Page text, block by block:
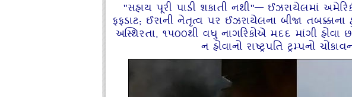
"સહાય પૂરી પાડી શકાતી નથી"— ઈઝરાયેલમાં
ફફડાટ; ઈરાની નેતૃત્વ પર ઈઝરાયેલના બીજા તબક્કાના
અસ્થિરતા, ૧૫૦૦થી વધુ નાગરિકોએ મદદ માંગી હોવા
ન હોવાનો રાષ્ટ્રપતિ ટ્રમ્પનો